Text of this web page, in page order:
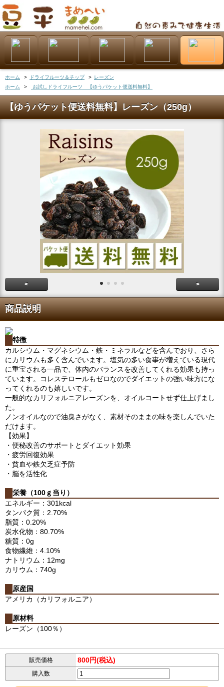
ホーム > ドライフルーツ＆チップ > レーズン
ホーム
> お試しドライフルーツ 【ゆうパケット便送料無料】
【ゆうパケット便送料無料】レーズン（250g）
< >
商品説明
特徴
カルシウム・マグネシウム・鉄・ミネラルなどを含んでおり、さら
にカリウムも多く含んでいます。塩気の多い食事が増えている現代
に重宝される一品で、体内のバランスを改善してくれる効果も持っ
ています。コレステロールもゼロなのでダイエットの強い味方にな
ってくれるのも嬉しいです。
一般的なカリフォルニアレーズンを、オイルコートせず仕上げまし
た。
ノンオイルなので油臭さがなく、素材そのままの味を楽しんでいた
だけます。
【効果】
・便秘改善のサポートとダイエット効果
・疲労回復効果
・貧血や鉄欠乏症予防
・脳を活性化
栄養（100ｇ当り）
エネルギー：301kcal
タンパク質：2.70%
脂質：0.20%
炭水化物：80.70%
糖質：0g
食物繊維：4.10%
ナトリウム：12mg
カリウム：740g
原産国
アメリカ（カリフォルニア）
原材料
レーズン（100％）
販売価格 800円(税込)
購入数